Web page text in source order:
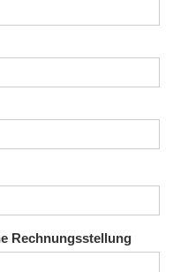
Rechnungsstellung